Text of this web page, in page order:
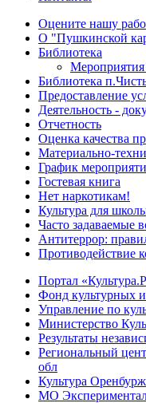
Оцените нашу
О "Пушкинской
Библиотека
Библиотека
Предоставление
Деятельность -
Отчетность
Оценка качества
Материально-
График
Гостевая книга
Нет наркотикам!
Культура для
Часто задаваемые
Антитеррор:
Противодействие
Портал
Фонд культурных
Управление по
Министерство
Результаты
Региональный
обл
Культура
МО